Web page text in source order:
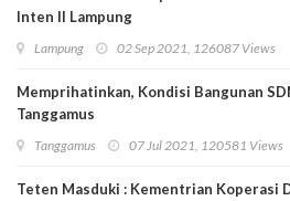
Inten II Lampung
Lampung 02 Sep 2021, 126087 Views
Memprihatinkan, Kondisi Bangunan
Tanggamus
Tanggamus 07 Jul 2021, 120581 Views
Teten Masduki : Kementrian Koperasi